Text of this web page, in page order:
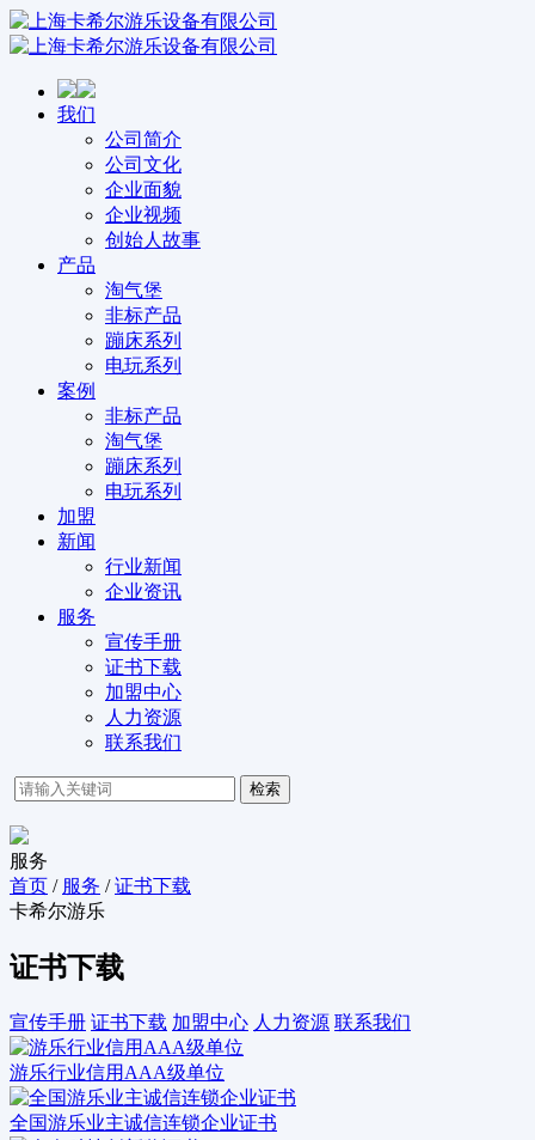
我们
公司简介
公司文化
企业面貌
企业视频
创始人故事
产品
淘气堡
非标产品
蹦床系列
电玩系列
案例
非标产品
淘气堡
蹦床系列
电玩系列
加盟
新闻
行业新闻
企业资讯
服务
宣传手册
证书下载
加盟中心
人力资源
联系我们
检索
服务
首页 / 服务 /证书下载
卡希尔游乐
证书下载
宣传手册 证书下载 加盟中心 人力资源 联系我们
游乐行业信用AAA级单位
全国游乐业主诚信连锁企业证书